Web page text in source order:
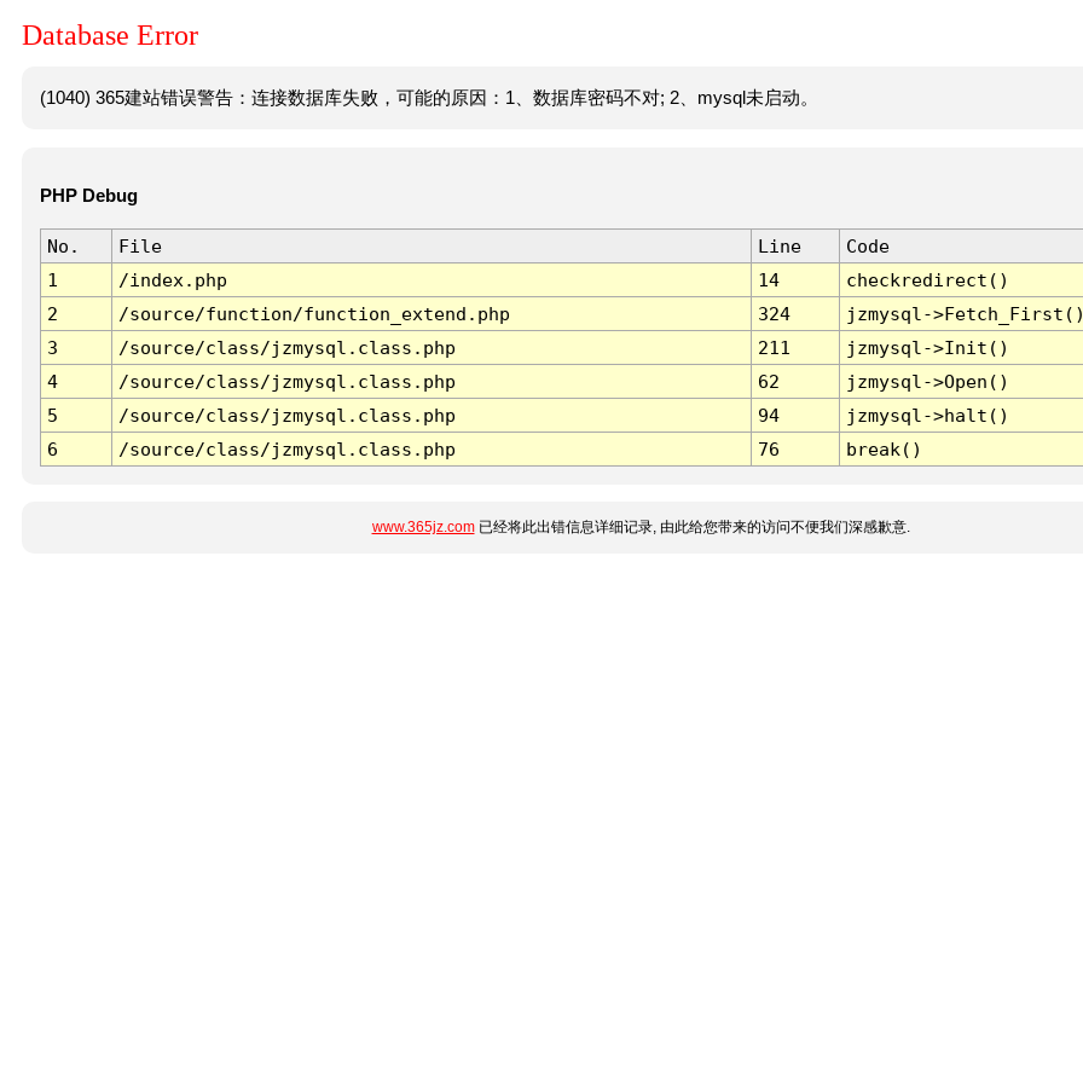
Database Error
(1040) 365建站错误警告：连接数据库失败，可能的原因：1、数据库密码不对; 2、mysql未启动。
PHP Debug
No. File Line
Code
1
/index.php 14
checkredirect()
2
/source/function/function_extend.php 324
jzmysql-
3
/source/class/jzmysql.class.php 211
jzmysql->Init()
4
/source/class/jzmysql.class.php 62
jzmysql->Open()
5
/source/class/jzmysql.class.php 94
jzmysql->halt()
6
/source/class/jzmysql.class.php 76 break()
www.365jz.com已经将此出错信息详细记录, 由此给您带来的访问不便我们深感歉意.